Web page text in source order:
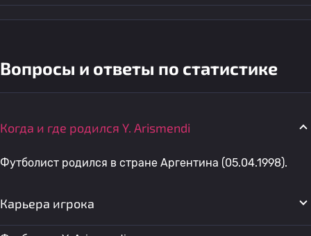
Вопросы и ответы по статистике
Когда и где родился Y. Arismendi
Футболист родился в стране Аргентина (05.04.1998).
Карьера игрока